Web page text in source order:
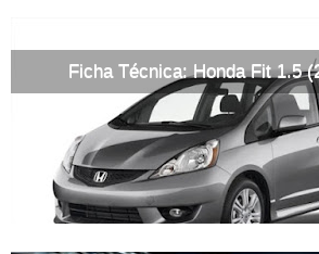
Ficha Técnica: Honda Fit 1.5